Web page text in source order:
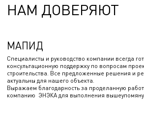
НАМ ДОВЕРЯЮТ
МАПИД
Специалисты и руководство компании всегда
консультационную поддержку по вопросам
строительства. Все предложенные решения и
актуальны для нашего объекта.
Выражаем благодарность за проделанную
компанию ЭНЭКА для выполнения